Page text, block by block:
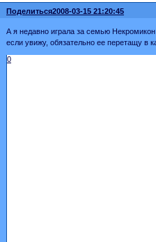
Поделиться2008-03-15 21:20:45
А я недавно играла за семью
если увижу, обязательно ее перетащу в
0